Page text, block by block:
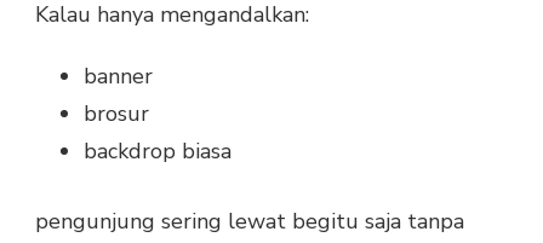
Kalau hanya mengandalkan:
banner
brosur
backdrop biasa
pengunjung sering lewat begitu saja tanpa